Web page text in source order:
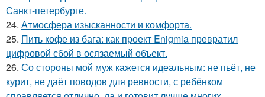
Санкт-петербурге.
24. Атмосфера изысканности и комфорта.
25. Пить кофе из бага: как проект Enigmia превратил
цифровой сбой в осязаемый объект.
26. Со стороны мой муж кажется идеальным: не пьёт, не
курит, не даёт поводов для ревности, с ребёнком